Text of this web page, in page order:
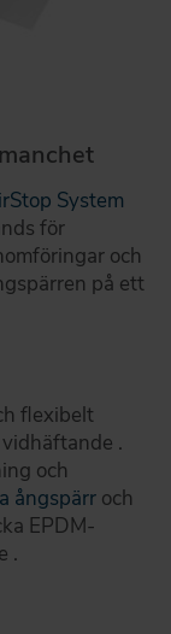
System
för
och
på ett
flexibelt
.
och
ångspärr och
EPDM-
.